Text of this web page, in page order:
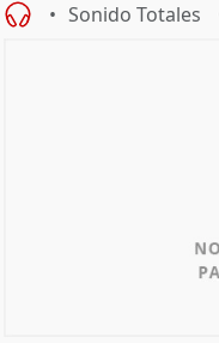
Sonido Totales